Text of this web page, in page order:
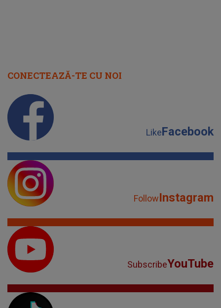
CONECTEAZĂ-TE CU NOI
LikeFacebook
FollowInstagram
SubscribeYouTube